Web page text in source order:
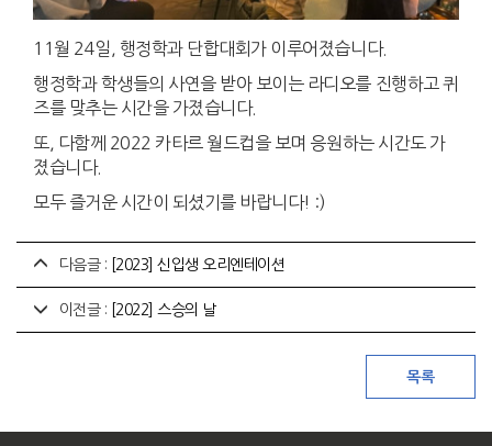
11월 24일, 행정학과 단합대회가 이루어졌습니다.
행정학과 학생들의 사연을 받아 보이는 라디오를 진행하고 퀴
즈를 맞추는 시간을 가졌습니다.
또, 다함께 2022 카타르 월드컵을 보며 응원하는 시간도 가
졌습니다.
모두 즐거운 시간이 되셨기를 바랍니다! :)
다음글 : [2023] 신입생 오리엔테이션
이전글 : [2022] 스승의 날